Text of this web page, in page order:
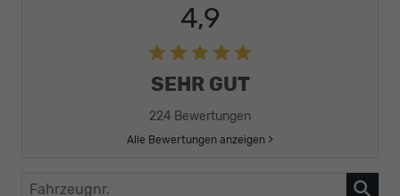
4,9
SEHR GUT
224 Bewertungen
Alle Bewertungen anzeigen >
Fahrzeugnr.